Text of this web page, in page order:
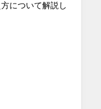
について解説し